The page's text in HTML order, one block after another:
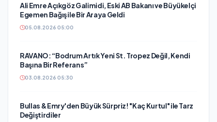
Ali Emre Açıkgöz Galimidi, Eski AB Bakanı ve Büyükelçi
Egemen Bağış ile Bir Araya Geldi
05.08.2026 05:00
RAVANO: “Bodrum Artık Yeni St. Tropez Değil, Kendi
Başına Bir Referans”
03.08.2026 05:30
Bullas & Emry'den Büyük Sürpriz! "Kaç Kurtul" ile Tarz
Değiştirdiler